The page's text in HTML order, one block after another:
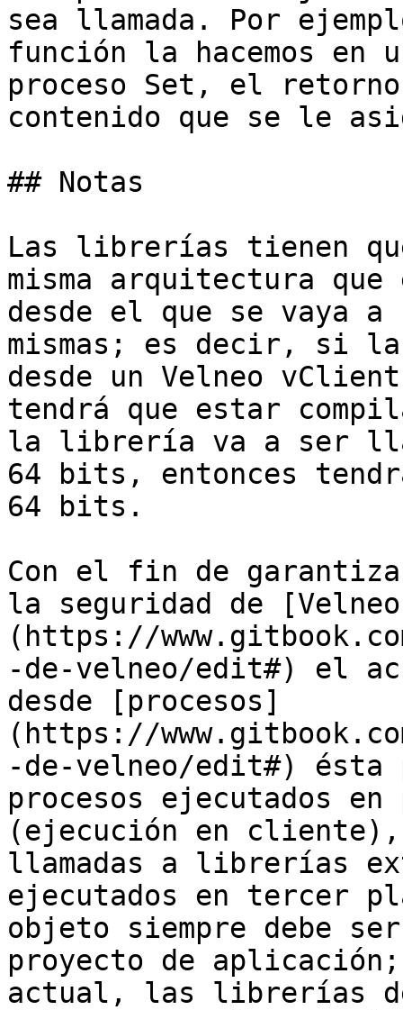
sea llamada. Por
función la hacemos en
proceso Set, el
contenido que se le
## Notas
Las librerías tienen
misma arquitectura que
desde el que se vaya
mismas; es decir, si
desde un Velneo
tendrá que estar
la librería va a ser
64 bits, entonces
64 bits.
Con el fin de
la seguridad de
(https://
-de-velneo/edit#) el
desde [procesos]
(https://
-de-velneo/edit#) ésta
procesos ejecutados
(ejecución en
llamadas a librerías
ejecutados en tercer
objeto siempre debe
proyecto de
actual, las librerías